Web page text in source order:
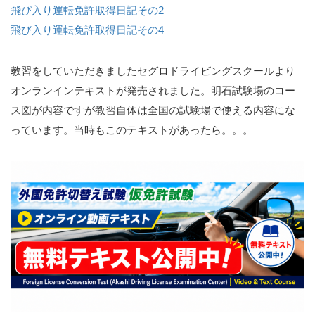
飛び入り運転免許取得日記その2
飛び入り運転免許取得日記その4
教習をしていただきましたセグロドライビングスクールより
オンランインテキストが発売されました。明石試験場のコー
ス図が内容ですが教習自体は全国の試験場で使える内容にな
っています。当時もこのテキストがあったら。。。